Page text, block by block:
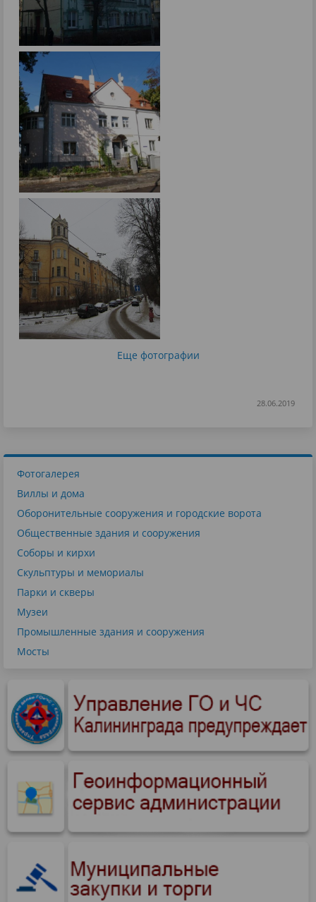
Еще фотографии
28.06.2019
Фотогалерея
Виллы и дома
Оборонительные сооружения и городские ворота
Общественные здания и сооружения
Соборы и кирхи
Скульптуры и мемориалы
Парки и скверы
Музеи
Промышленные здания и сооружения
Мосты